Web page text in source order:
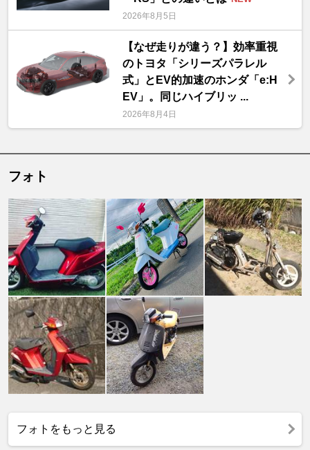
2026年8月5日
【なぜ走りが違う？】効率重視
のトヨタ「シリーズパラレル
式」とEV的加速のホンダ「e:H
EV」。同じハイブリッ ...
2026年8月4日
フォト
フォトをもっと見る